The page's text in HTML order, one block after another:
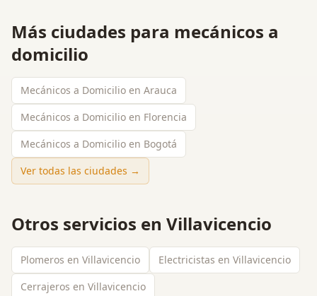
Más ciudades para mecánicos a
domicilio
Mecánicos a Domicilio en Arauca
Mecánicos a Domicilio en Florencia
Mecánicos a Domicilio en Bogotá
Ver todas las ciudades →
Otros servicios en Villavicencio
Plomeros en Villavicencio
Electricistas en Villavicencio
Cerrajeros en Villavicencio